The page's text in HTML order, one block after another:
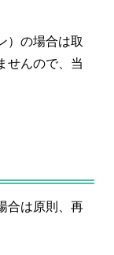
）の場合は取
せんので、当
合は原則、再